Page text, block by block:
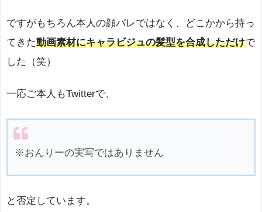
ですがもちろん本人の顔バレではなく、どこかから持っ
てきた動画素材にキャラビジュの髪型を合成しただけで
した（笑）
一応ご本人もTwitterで、
※おんりーの実写ではありません
と否定しています。